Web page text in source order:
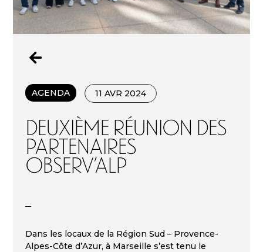

AGENDA 11 AVR 2024
Deuxième réunion des
partenaires
OBSERV’ALP
Dans les locaux de la Région Sud – Provence-
Alpes-Côte d’Azur, à Marseille s’est tenu le